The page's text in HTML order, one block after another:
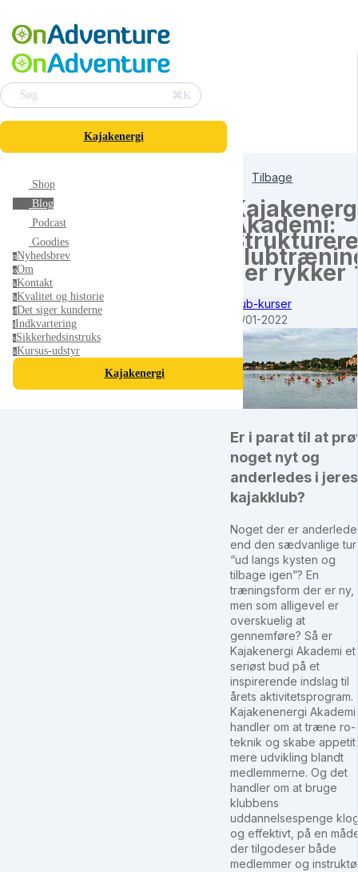
Søg ⌘K
Kajakenergi
Shop
Blog
Podcast
Goodies
nNyhedsbrev
oOm
kKontakt
kKvalitet og historie
dDet siger kunderne
iIndkvartering
sSikkerhedsinstruks
kKursus-udstyr
Kajakenergi
Tilbage
Akademi:
der rykker
Klub-kurser
10/01-2022
Er i parat til at
noget nyt og
anderledes i jeres
kajakklub?
Noget der er
end den sædvanlige tur
“ud langs kysten og
tilbage igen”? En
træningsform der er ny,
men som alligevel er
overskuelig at
gennemføre? Så er
Kajakenergi Akademi et
seriøst bud på et
inspirerende indslag til
årets aktivitetsprogram.
Kajakenenergi Akademi
handler om at træne ro-
teknik og skabe appetit
mere udvikling blandt
medlemmerne. Og det
handler om at bruge
klubbens
uddannelsespenge
og effektivt, på en
der tilgodeser både
medlemmer og